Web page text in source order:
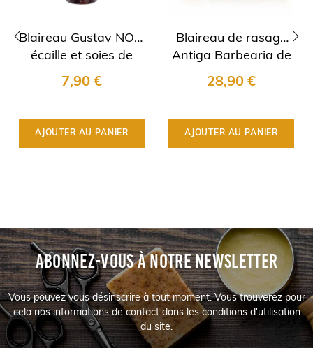
Blaireau Gustav NOM
écaille et soies de
sanglier
7,90 €
AJOUTER AU PANIER
Blaireau de rasage
Antiga Barbearia de
Bairro
28,90 €
AJOUTER AU PANIER
ABONNEZ-VOUS À NOTRE NEWSLETTER
Vous pouvez vous désinscrire à tout moment. Vous trouverez pour
cela nos informations de contact dans les conditions d'utilisation
du site.